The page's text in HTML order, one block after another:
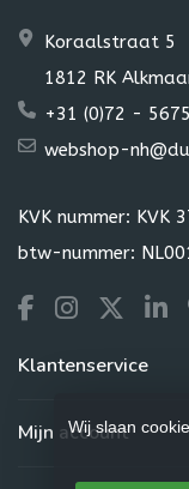
Koraalstraat 5
1812 RK
+31 (0)72 -
webshop-
KVK nummer: KVK
btw-nummer:
Klantenservice
Mijn account
Wij slaan